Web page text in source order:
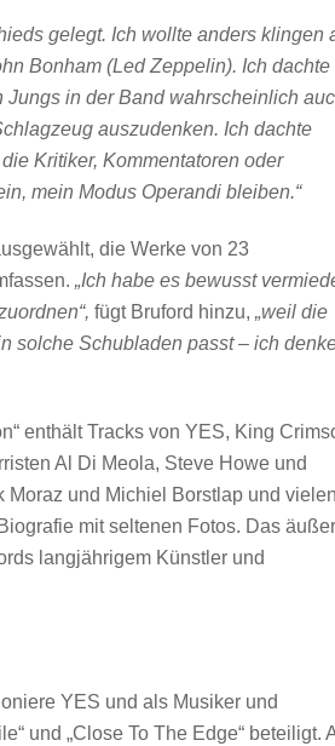
gelegt. Ich wollte anders klingen
Bonham (Led Zeppelin). Ich dachte
Jungs in der Band wahrscheinlich
auszudenken. Ich dachte
Kritiker, Kommentatoren oder
mein Modus Operandi bleiben.“
die Werke von 23
„Ich habe es bewusst
fügt Bruford hinzu, „weil die
solche Schubladen passt – ich
enthält Tracks von YES, King
Al Di Meola, Steve Howe und
Moraz und Michiel Borstlap und
mit seltenen Fotos. Das
langjährigem Künstler und
YES und als Musiker und
und „Close To The Edge“ beteiligt.